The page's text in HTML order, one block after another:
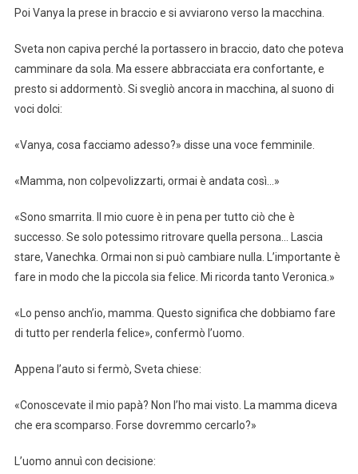
Poi Vanya la prese in braccio e si avviarono verso la macchina.
Sveta non capiva perché la portassero in braccio, dato che poteva
camminare da sola. Ma essere abbracciata era confortante, e
presto si addormentò. Si svegliò ancora in macchina, al suono di
voci dolci:
«Vanya, cosa facciamo adesso?» disse una voce femminile.
«Mamma, non colpevolizzarti, ormai è andata così…»
«Sono smarrita. Il mio cuore è in pena per tutto ciò che è
successo. Se solo potessimo ritrovare quella persona… Lascia
stare, Vanechka. Ormai non si può cambiare nulla. L’importante è
fare in modo che la piccola sia felice. Mi ricorda tanto Veronica.»
«Lo penso anch’io, mamma. Questo significa che dobbiamo fare
di tutto per renderla felice», confermò l’uomo.
Appena l’auto si fermò, Sveta chiese:
«Conoscevate il mio papà? Non l’ho mai visto. La mamma diceva
che era scomparso. Forse dovremmo cercarlo?»
L’uomo annuì con decisione: